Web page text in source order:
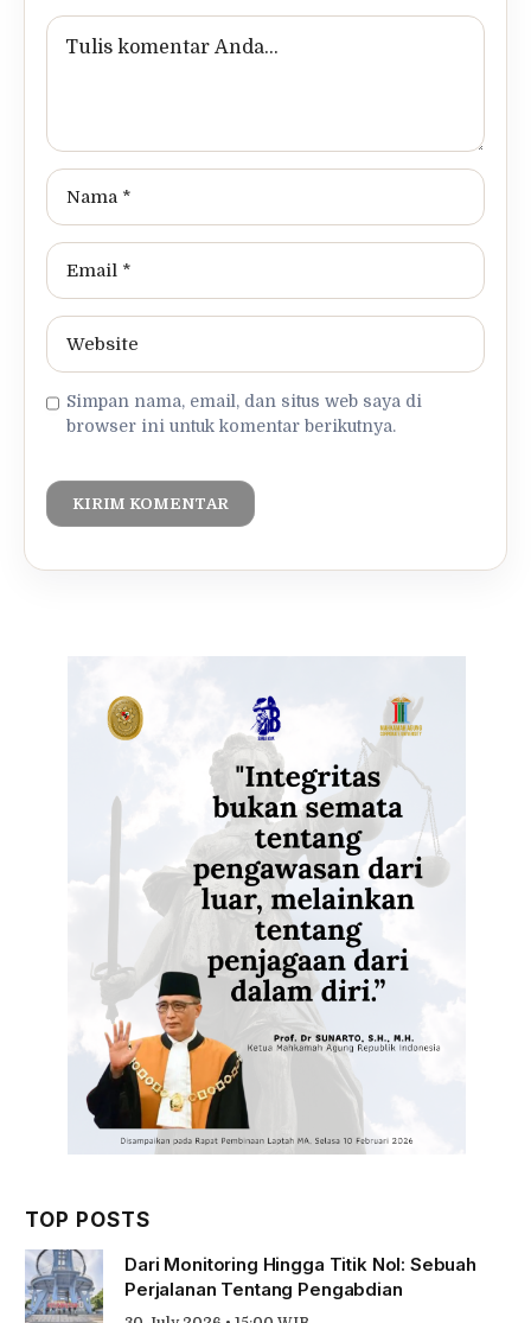
Simpan nama, email, dan situs web saya di
browser ini untuk komentar berikutnya.
TOP POSTS
Dari Monitoring Hingga Titik Nol: Sebuah
Perjalanan Tentang Pengabdian